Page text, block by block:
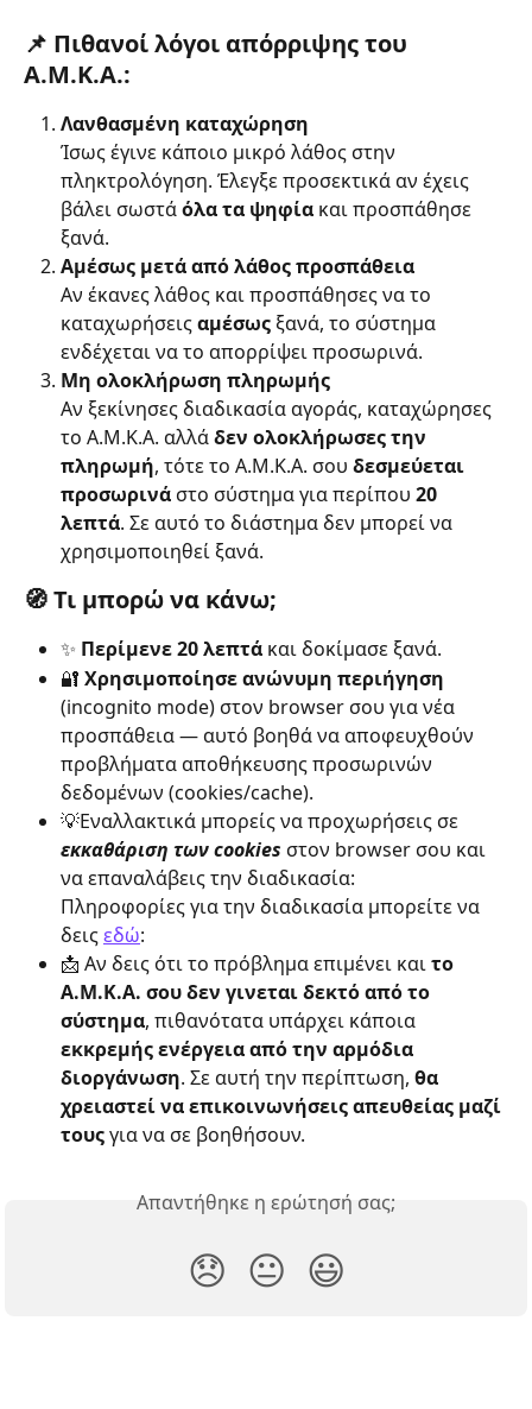
📌 Πιθανοί λόγοι απόρριψης του
Α.Μ.Κ.Α.:
Λανθασμένη καταχώρηση
Ίσως έγινε κάποιο μικρό λάθος στην
πληκτρολόγηση. Έλεγξε προσεκτικά αν έχεις
βάλει σωστά όλα τα ψηφία και προσπάθησε
ξανά.
Αμέσως μετά από λάθος προσπάθεια
Αν έκανες λάθος και προσπάθησες να το
καταχωρήσεις αμέσως ξανά, το σύστημα
ενδέχεται να το απορρίψει προσωρινά.
Μη ολοκλήρωση πληρωμής
Αν ξεκίνησες διαδικασία αγοράς, καταχώρησες
το Α.Μ.Κ.Α. αλλά δεν ολοκλήρωσες την
πληρωμή, τότε το Α.Μ.Κ.Α. σου δεσμεύεται
προσωρινά στο σύστημα για περίπου 20
λεπτά. Σε αυτό το διάστημα δεν μπορεί να
χρησιμοποιηθεί ξανά.
🧭 Τι μπορώ να κάνω;
✨ Περίμενε 20 λεπτά και δοκίμασε ξανά.
🔐 Χρησιμοποίησε ανώνυμη περιήγηση
(incognito mode) στον browser σου για νέα
προσπάθεια — αυτό βοηθά να αποφευχθούν
προβλήματα αποθήκευσης προσωρινών
δεδομένων (cookies/cache).
💡Εναλλακτικά μπορείς να προχωρήσεις σε
εκκαθάριση των cookies στον browser σου και
να επαναλάβεις την διαδικασία:
Πληροφορίες για την διαδικασία μπορείτε να
δεις εδώ:
📩 Αν δεις ότι το πρόβλημα επιμένει και το
Α.Μ.Κ.Α. σου δεν γινεται δεκτό από το
σύστημα, πιθανότατα υπάρχει κάποια
εκκρεμής ενέργεια από την αρμόδια
διοργάνωση. Σε αυτή την περίπτωση, θα
χρειαστεί να επικοινωνήσεις απευθείας μαζί
τους για να σε βοηθήσουν.
Απαντήθηκε η ερώτησή σας;
😞 😐 😃